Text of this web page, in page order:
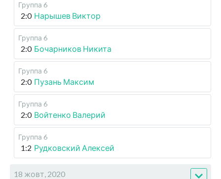
Группа 6
2:0 Нарышев Виктор
Группа 6
2:0 Бочарников Никита
Группа 6
2:0 Пузань Максим
Группа 6
2:0 Войтенко Валерий
Группа 6
1:2 Рудковский Алексей
18 жовт, 2020